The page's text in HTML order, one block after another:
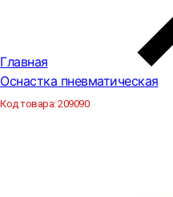
Главная
Оснастка пневматическая
Код товара:209090